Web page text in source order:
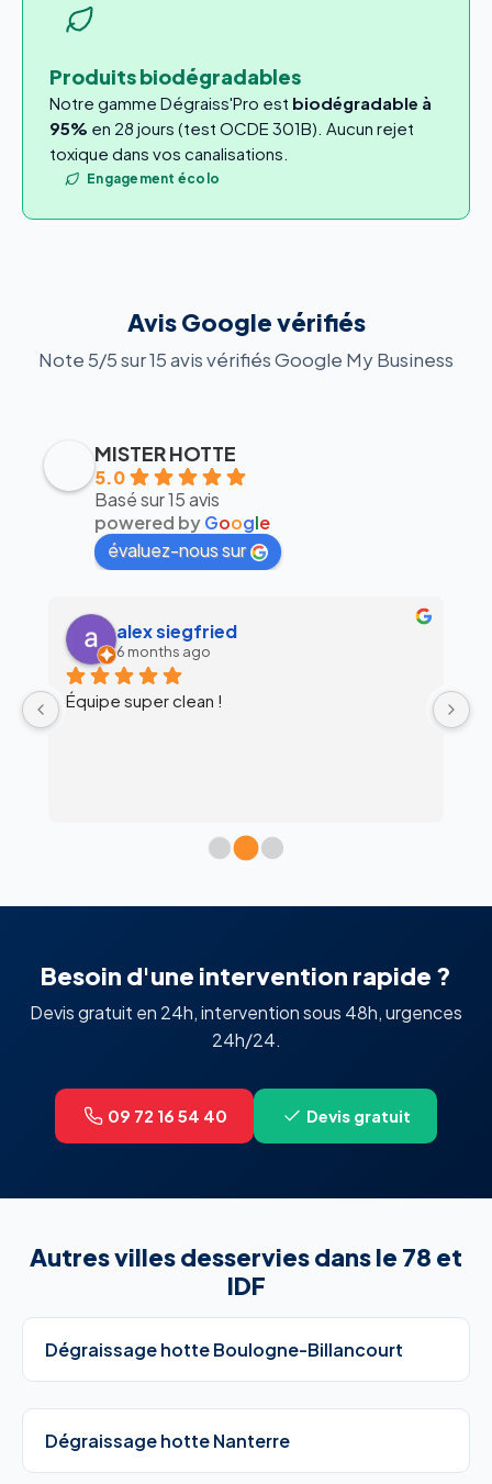
Produits biodégradables
Notre gamme Dégraiss'Pro est biodégradable à
95% en 28 jours (test OCDE 301B). Aucun rejet
toxique dans vos canalisations.
Engagement écolo
Avis Google vérifiés
Note 5/5 sur 15 avis vérifiés Google My Business
MISTER HOTTE
5.0
Basé sur 15 avis
powered byGoogle
évaluez-nous sur
alex siegfried
6 months ago
Équipe super clean !
Besoin d'une intervention rapide ?
Devis gratuit en 24h, intervention sous 48h, urgences
24h/24.
09 72 16 54 40 Devis gratuit
Autres villes desservies dans le 78 et
IDF
Dégraissage hotte Boulogne-Billancourt
Dégraissage hotte Nanterre